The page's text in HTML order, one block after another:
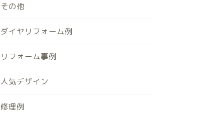
その他
ダイヤリフォーム例
リフォーム事例
人気デザイン
修理例